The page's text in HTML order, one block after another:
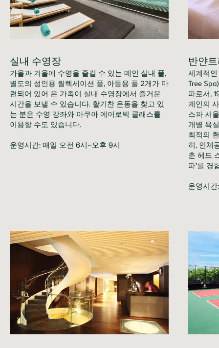
실내 수영장
가을과 겨울에 수영을 즐길 수 있는 메인 실내 풀,
별도의 성인용 릴렉세이션 풀, 아동용 풀 2개가 마
련되어 있어 온 가족이 실내 수영장에서 즐거운
시간을 보낼 수 있습니다. 활기찬 운동을 찾고 있
는 분은 수영 강좌와 아쿠아 에어로빅 클래스를
이용할 수도 있습니다.
운영시간: 매일 오전 6시~오후 9시
반얀
세계적인
Tree
파로서,
계인의
스파 서
개별 욕
최적의
히, 인체
춘 헤드
파’를 경
운영시